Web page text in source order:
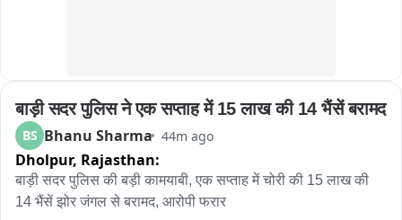
নাটকীয় পদ্ধতিতে সচেতনতার বার্তা মানুষের কাছে পৌঁছে দিলে তার প্রভাব আরও
বেশি হতে পারে। পথ নিরাপত্তা সপ্তাহে সবং ও পিংলা পুলিশের এই উদ্যোগ যেন
হাসির আড়ালে একটি কঠিন বার্তাই দিয়ে গেল হেলমেট ও সিটবেল্ট এড়িয়ে চলা মানেই
নিজের জীবনকে ঝুঁкির মুখে ঠেলে দেওয়া। তাই রাস্তায় বেরোনোর আগে নিয়ম
মানুন, সতর্ক থাকুন এবং নিরাপদে বাড়ি ফিরুন。
बाड़ी सदर पुलिस ने एक सप्ताह में 15 लाख की 14 भैंसें बरामद
BS Bhanu Sharma 44m ago
Dholpur, Rajasthan:
बाड़ी सदर पुलिस की बड़ी कामयाबी, एक सप्ताह में चोरी की 15 लाख की
14 भैंसें झोर जंगल से बरामद, आरोपी फरार